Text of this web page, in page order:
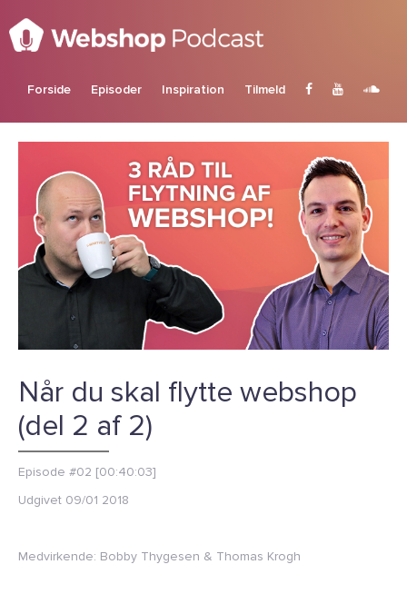
Forside Episoder Inspiration Tilmeld
Når du skal flytte webshop
(del 2 af 2)
Episode #02 [00:40:03]
Udgivet 09/01 2018
Medvirkende: Bobby Thygesen & Thomas Krogh